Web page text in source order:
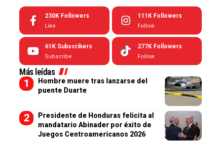
230K Followers
Like
111K Followers
Follow
61K Subscribers
Subscribe
277K Followers
Follow
Más leídas
Hombre muere tras lanzarse del
puente Duarte
Presidente de Honduras felicita al
mandatario Abinader por éxito de
Juegos Centroamericanos 2026